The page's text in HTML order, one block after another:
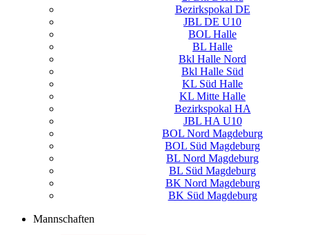
Bezirkspokal DE
JBL DE U10
BOL Halle
BL Halle
Bkl Halle Nord
Bkl Halle Süd
KL Süd Halle
KL Mitte Halle
Bezirkspokal HA
JBL HA U10
BOL Nord Magdeburg
BOL Süd Magdeburg
BL Nord Magdeburg
BL Süd Magdeburg
BK Nord Magdeburg
BK Süd Magdeburg
Mannschaften